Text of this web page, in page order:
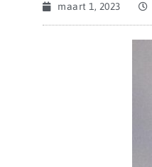
maart 1, 2023